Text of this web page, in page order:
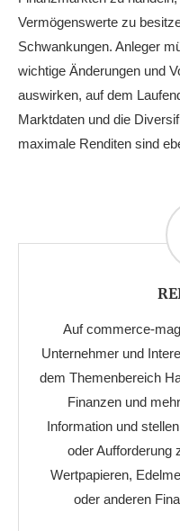
Vermögenswerte zu
Schwankungen. Anleger
wichtige Änderungen und
auswirken, auf dem
Marktdaten und die
maximale Renditen sind
Auf commerce-
Unternehmer und
dem Themenbereich
Finanzen und
Information und
oder Aufforderung
Wertpapieren,
oder anderen